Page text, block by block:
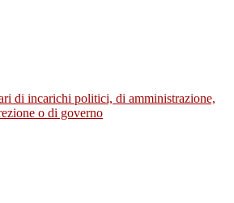
di incarichi politici, di amministrazione,
o di governo